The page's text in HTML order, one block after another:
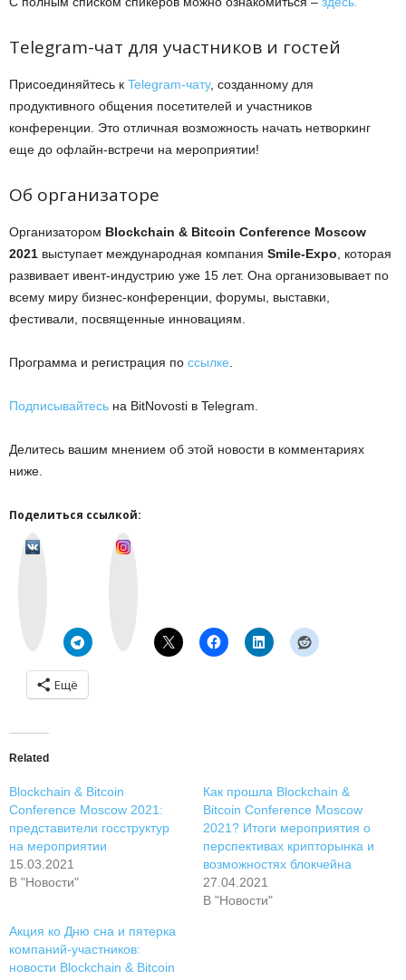
Telegram-чат для участников и гостей
Присоединяйтесь к Telegram-чату, созданному для
продуктивного общения посетителей и участников
конференции. Это отличная возможность начать нетворкинг
еще до офлайн-встречи на мероприятии!
Об организаторе
Организатором Blockchain & Bitcoin Conference Moscow
2021 выступает международная компания Smile-Expo , которая
развивает ивент-индустрию уже 15 лет. Она организовывает по
всему миру бизнес-конференции, форумы, выставки,
фестивали, посвященные инновациям.
Программа и регистрация по ссылке
Подписывайтесь на BitNovosti в Telegram.
Делитесь вашим мнением об этой новости в комментариях
ниже.
Поделиться ссылкой:
Ещё
Related
Blockchain & Bitcoin
Conference Moscow 2021:
представители госструктур
на мероприятии
15.03.2021
В "Новости"
Как прошла Blockchain &
Bitcoin Conference Moscow
2021? Итоги мероприятия о
перспективах крипторынка и
возможностях блокчейна
27.04.2021
В "Новости"
Акция ко Дню сна и пятерка
компаний-участников:
новости Blockchain & Bitcoin